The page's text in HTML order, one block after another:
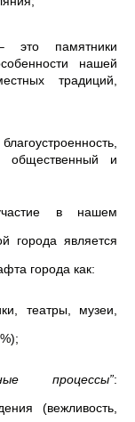
это памятники
нашей
традиций,
общественный и
в нашем
города является
города как:
театры, музеи,
процессы”:
(вежливость,